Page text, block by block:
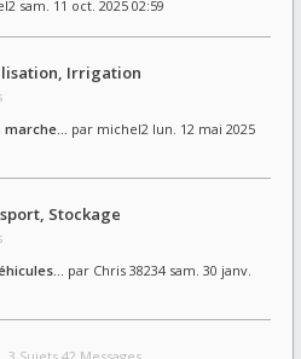
sam. 11 oct. 2025 02:59
Irrigation
marche… par michel2 lun. 12 mai 2025
Stockage
par Chris 38234 sam. 30 janv.